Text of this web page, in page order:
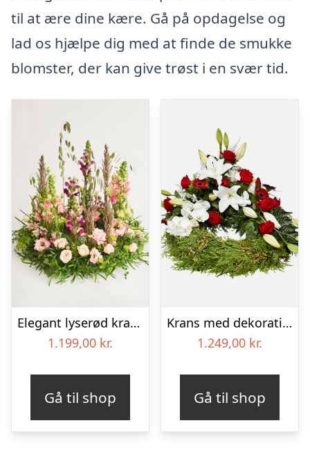
til at ære dine kære. Gå på opdagelse og
lad os hjælpe dig med at finde de smukke
blomster, der kan give trøst i en svær tid.
Elegant lyserød krans
1.199,00 kr.
Gå til shop
Krans med dekoration i klassisk stil – rød og hvid
1.249,00 kr.
Gå til shop